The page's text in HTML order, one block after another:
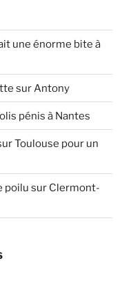
une énorme bite à
sur Antony
pénis à Nantes
Toulouse pour un
poilu sur Clermont-